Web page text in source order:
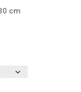
cm